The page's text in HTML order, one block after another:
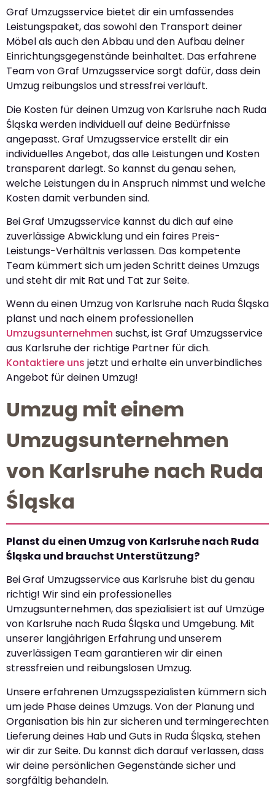
Graf Umzugsservice bietet dir ein umfassendes
Leistungspaket, das sowohl den Transport deiner
Möbel als auch den Abbau und den Aufbau deiner
Einrichtungsgegenstände beinhaltet. Das erfahrene
Team von Graf Umzugsservice sorgt dafür, dass dein
Umzug reibungslos und stressfrei verläuft.
Die Kosten für deinen Umzug von Karlsruhe nach Ruda
Śląska werden individuell auf deine Bedürfnisse
angepasst. Graf Umzugsservice erstellt dir ein
individuelles Angebot, das alle Leistungen und Kosten
transparent darlegt. So kannst du genau sehen,
welche Leistungen du in Anspruch nimmst und welche
Kosten damit verbunden sind.
Bei Graf Umzugsservice kannst du dich auf eine
zuverlässige Abwicklung und ein faires Preis-
Leistungs-Verhältnis verlassen. Das kompetente
Team kümmert sich um jeden Schritt deines Umzugs
und steht dir mit Rat und Tat zur Seite.
Wenn du einen Umzug von Karlsruhe nach Ruda Śląska
planst und nach einem professionellen
Umzugsunternehmen suchst, ist Graf Umzugsservice
aus Karlsruhe der richtige Partner für dich.
Kontaktiere uns jetzt und erhalte ein unverbindliches
Angebot für deinen Umzug!
Umzug mit einem
Umzugsunternehmen
von Karlsruhe nach Ruda
Śląska
Planst du einen Umzug von Karlsruhe nach Ruda
Śląska und brauchst Unterstützung?
Bei Graf Umzugsservice aus Karlsruhe bist du genau
richtig! Wir sind ein professionelles
Umzugsunternehmen, das spezialisiert ist auf Umzüge
von Karlsruhe nach Ruda Śląska und Umgebung. Mit
unserer langjährigen Erfahrung und unserem
zuverlässigen Team garantieren wir dir einen
stressfreien und reibungslosen Umzug.
Unsere erfahrenen Umzugsspezialisten kümmern sich
um jede Phase deines Umzugs. Von der Planung und
Organisation bis hin zur sicheren und termingerechten
Lieferung deines Hab und Guts in Ruda Śląska, stehen
wir dir zur Seite. Du kannst dich darauf verlassen, dass
wir deine persönlichen Gegenstände sicher und
sorgfältig behandeln.